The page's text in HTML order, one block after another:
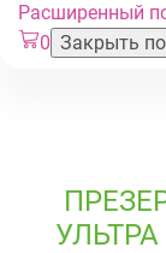
Расширенный
0 Закрыть